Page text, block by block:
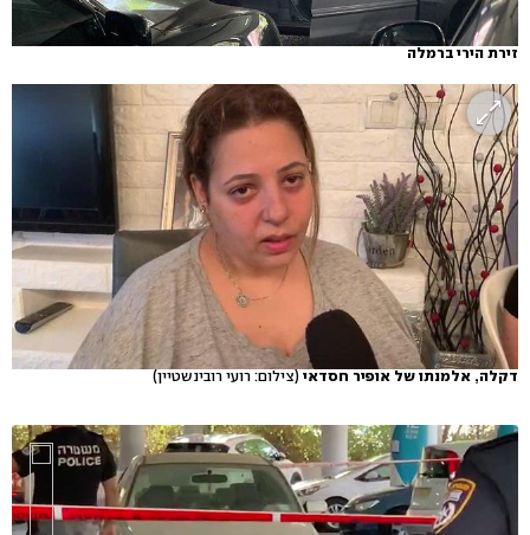
זירת הירי ברמלה
דקלה, אלמנתו של אופיר חסדאי (צילום: רועי רובינשטיין)